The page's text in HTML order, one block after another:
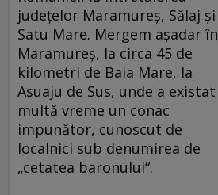
judeţelor Maramureş, Sălaj şi
Satu Mare. Mergem aşadar în
Maramureş, la circa 45 de
kilometri de Baia Mare, la
Asuaju de Sus, unde a existat
multă vreme un conac
impunător, cunoscut de
localnici sub denumirea de
„cetatea baronului“.